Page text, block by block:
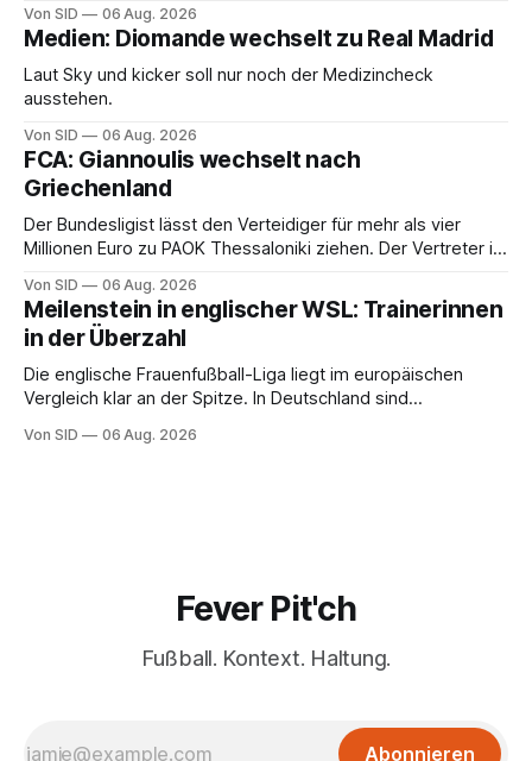
Von SID 06 Aug. 2026
Medien: Diomande wechselt zu Real Madrid
Laut Sky und kicker soll nur noch der Medizincheck
ausstehen.
Von SID 06 Aug. 2026
FCA: Giannoulis wechselt nach
Griechenland
Der Bundesligist lässt den Verteidiger für mehr als vier
Millionen Euro zu PAOK Thessaloniki ziehen. Der Vertreter ist
Von SID 06 Aug. 2026
Meilenstein in englischer WSL: Trainerinnen
in der Überzahl
Die englische Frauenfußball-Liga liegt im europäischen
Vergleich klar an der Spitze. In Deutschland sind
Von SID 06 Aug. 2026
Fever Pit'ch
Fußball. Kontext. Haltung.
Abonnieren